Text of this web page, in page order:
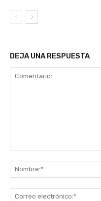
DEJA UNA RESPUESTA